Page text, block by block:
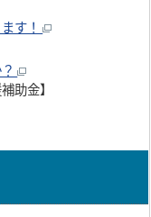
ます！
？
助金】